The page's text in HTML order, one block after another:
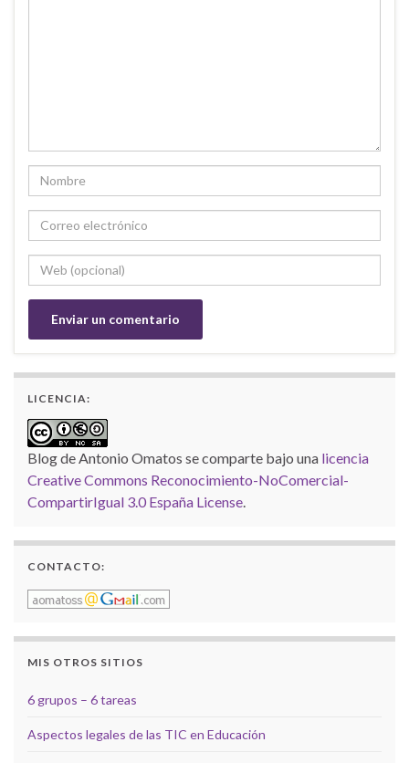
LICENCIA:
Blog de Antonio Omatos se comparte bajo una licencia
Creative Commons Reconocimiento-NoComercial-
CompartirIgual 3.0 España License.
CONTACTO:
MIS OTROS SITIOS
6 grupos – 6 tareas
Aspectos legales de las TIC en Educación